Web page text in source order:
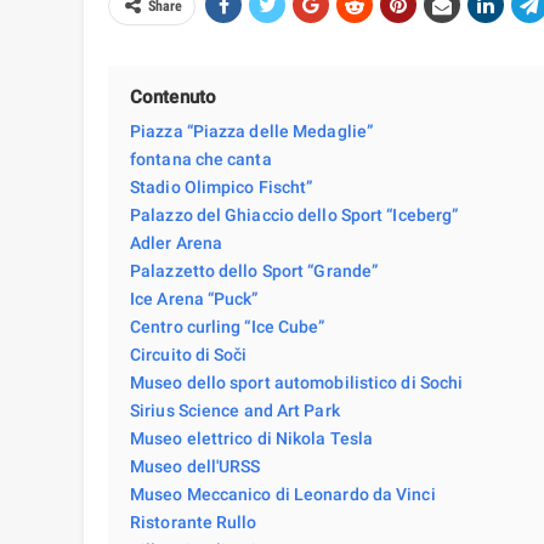
Share
Contenuto
Piazza “Piazza delle Medaglie”
fontana che canta
Stadio Olimpico Fischt”
Palazzo del Ghiaccio dello Sport “Iceberg”
Adler Arena
Palazzetto dello Sport “Grande”
Ice Arena “Puck”
Centro curling “Ice Cube”
Circuito di Soči
Museo dello sport automobilistico di Sochi
Sirius Science and Art Park
Museo elettrico di Nikola Tesla
Museo dell'URSS
Museo Meccanico di Leonardo da Vinci
Ristorante Rullo